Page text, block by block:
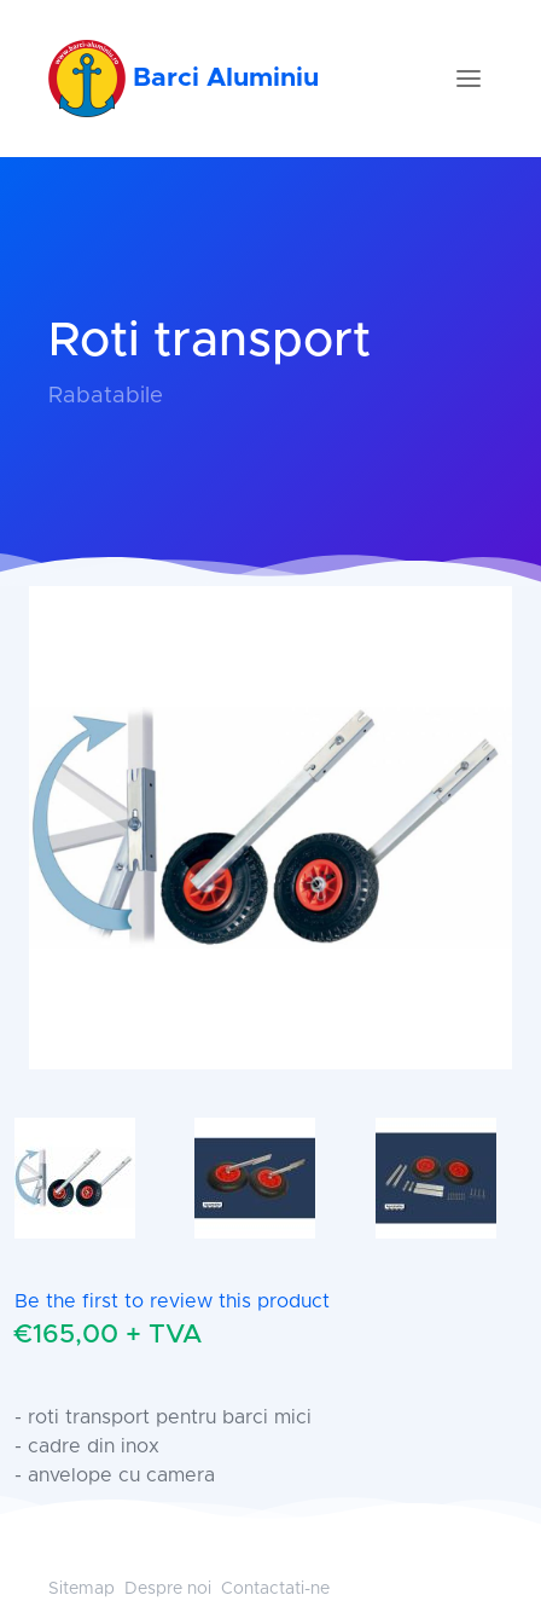
Barci Aluminiu
Roti transport
Rabatabile
Be the first to review this product
€165,00 + TVA
- roti transport pentru barci mici
- cadre din inox
- anvelope cu camera
Sitemap Despre noi Contactati-ne